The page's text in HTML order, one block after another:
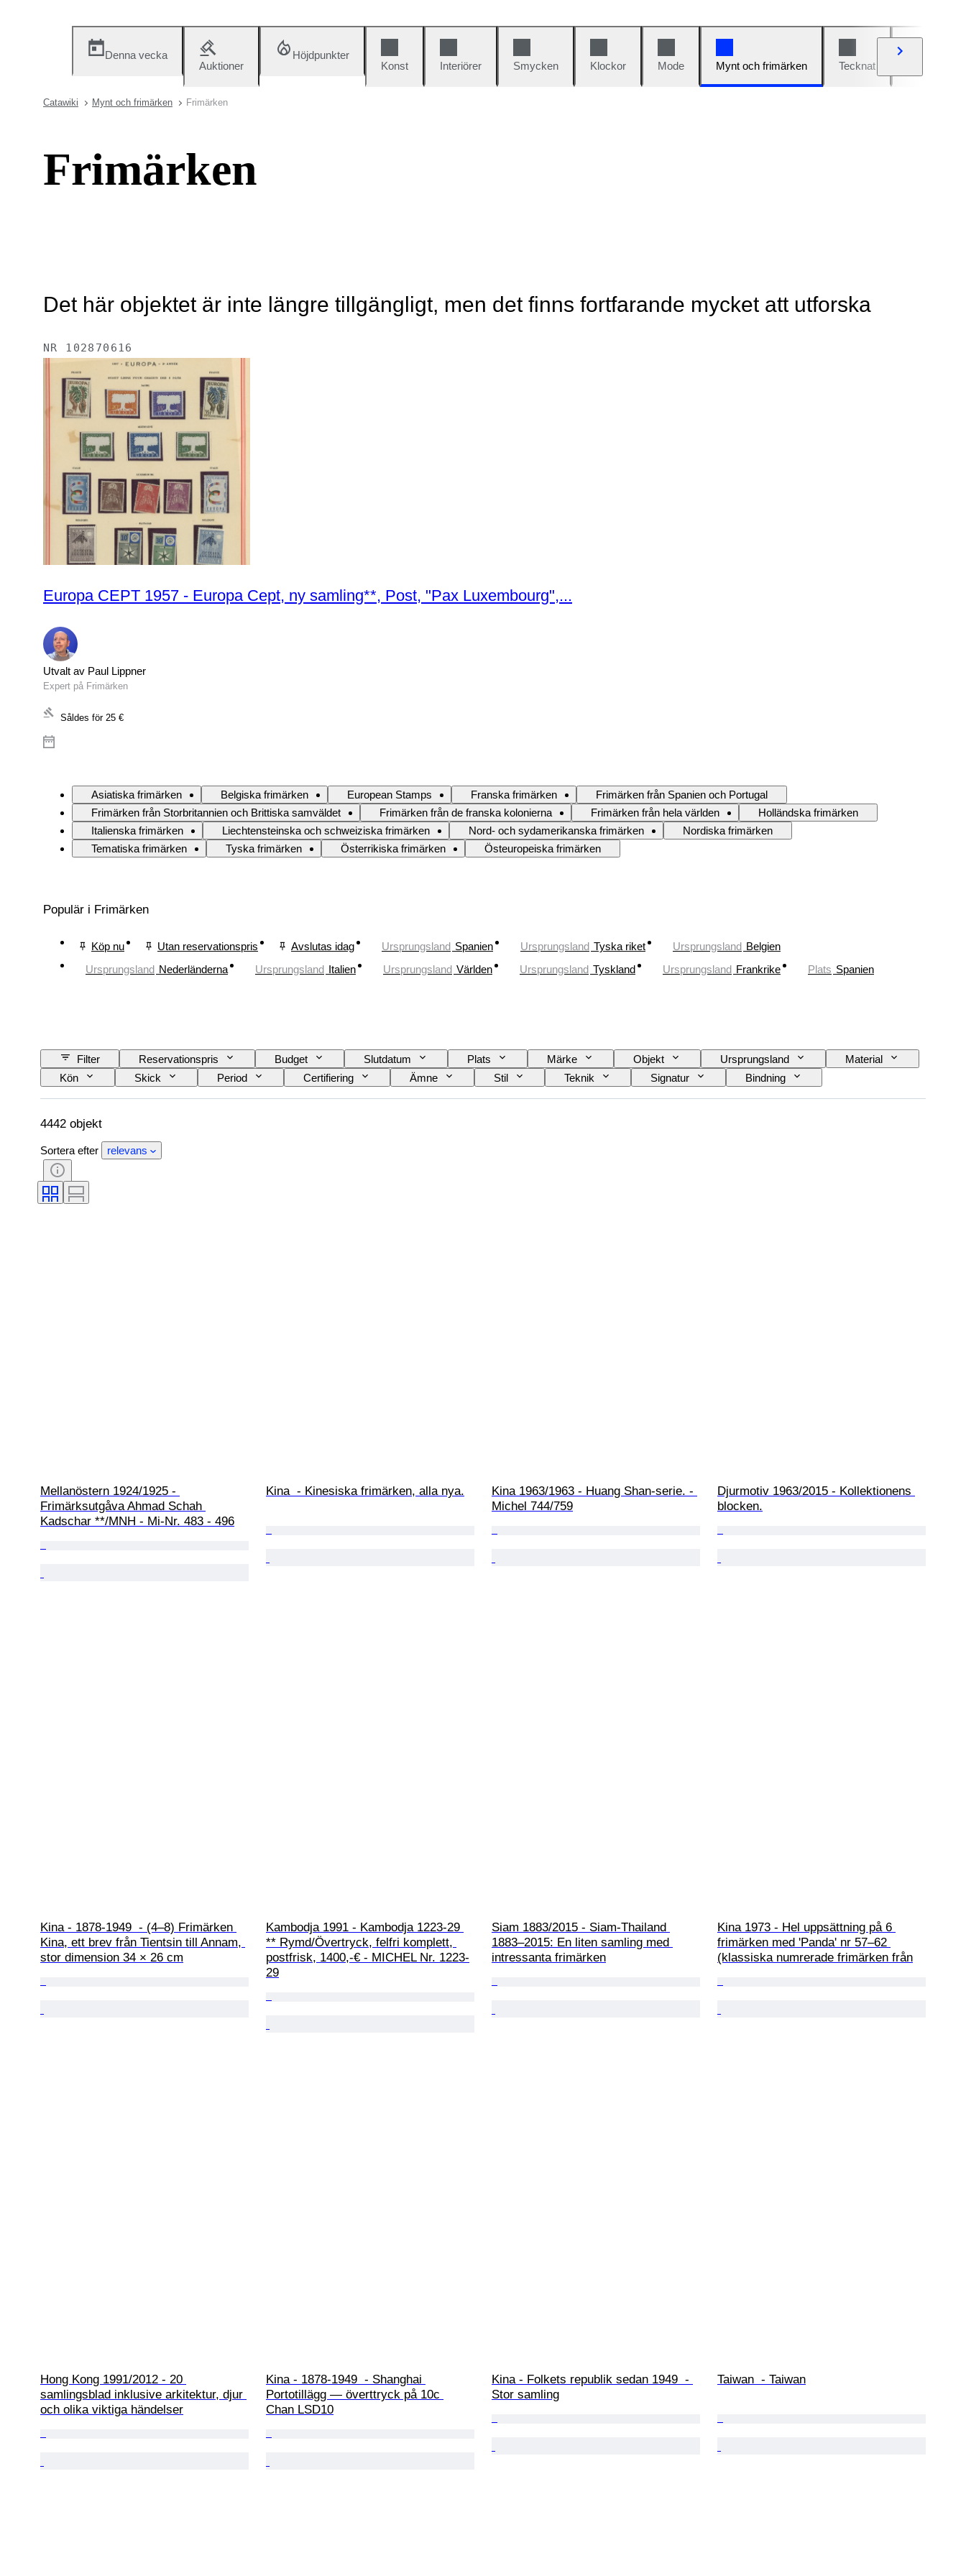
Denna vecka
Auktioner
Höjdpunkter
Konst
Interiörer Smycken Klockor Mode Mynt och frimärken Tecknat
Catawiki Mynt och frimärken Frimärken
Frimärken
Det här objektet är inte längre tillgängligt, men det finns fortfarande mycket att utforska
NR 102870616
Europa CEPT 1957 - Europa Cept, ny samling**, Post, "Pax Luxembourg",...
Utvalt av Paul Lippner
Expert på Frimärken
Såldes för 25 €
Asiatiska frimärken Belgiska frimärken European Stamps Franska frimärken
Frimärken från Spanien och Portugal
Frimärken från Storbritannien och Brittiska samväldet
Frimärken från de franska kolonierna Frimärken från hela världen
Holländska frimärken
Italienska frimärken
Liechtensteinska och schweiziska frimärken Nord- och sydamerikanska frimärken
Nordiska frimärken
Tematiska frimärken
Tyska frimärken Österrikiska frimärken Östeuropeiska frimärken
Populär i Frimärken
Köp nu Utan reservationspris Avslutas idag Ursprungsland Spanien Ursprungsland Tyska riket Ursprungsland Belgien
Ursprungsland Nederländerna Ursprungsland Italien Ursprungsland Världen Ursprungsland Tyskland Ursprungsland Frankrike Plats Spanien
Filter Reservationspris Budget Slutdatum Plats Märke Objekt Ursprungsland
Material
Kön
Skick Period Certifiering Ämne Stil Teknik Signatur
Bindning
Utgåva nr.
Språk Färg Säljs av Konstnär Tillskrivning Era
4442 objekt
Sortera efter relevans
Mellanöstern 1924/1925 -
Frimärksutgåva Ahmad Schah
Kadschar **/MNH - Mi-Nr. 483 - 496
Kina  - Kinesiska frimärken, alla nya.
Kina 1963/1963 - Huang Shan-serie. -
Michel 744/759
Djurmotiv 1963/2015 - Kollektionens
blocken.
Kina - 1878-1949  - (4–8) Frimärken
Kina, ett brev från Tientsin till Annam,
stor dimension 34 × 26 cm
Kambodja 1991 - Kambodja 1223-29
** Rymd/Övertryck, felfri komplett,
postfrisk, 1400,-€ - MICHEL Nr. 1223-
29
Siam 1883/2015 - Siam-Thailand
1883–2015: En liten samling med
intressanta frimärken
Kina 1973 - Hel uppsättning på 6
frimärken med 'Panda' nr 57–62
(klassiska numrerade frimärken från
Hong Kong 1991/2012 - 20
samlingsblad inklusive arkitektur, djur
och olika viktiga händelser
Kina - 1878-1949  - Shanghai
Portotillägg — överttryck på 10c
Chan LSD10
Kina - Folkets republik sedan 1949  -
Stor samling
Taiwan  - Taiwan